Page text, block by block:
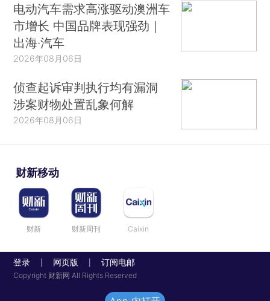
电动汽车需求高涨驱动澳洲车
市增长 中国品牌表现强劲｜
出海·汽车
2026年08月06日
侦查起诉审判执行均有漏洞
涉案财物处置乱象何解
2026年08月06日
财新移动
财新 财新周刊 Caixin
登录 网页版 订阅电邮
Copyright 财新网 All Rights Reserved